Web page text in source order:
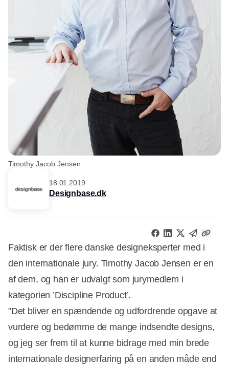
Timothy Jacob Jensen.
18.01.2019
Designbase.dk
Faktisk er der flere danske designeksperter med i
den internationale jury. Timothy Jacob Jensen er en
af dem, og han er udvalgt som jurymedlem i
kategorien ’Discipline Product’.
”Det bliver en spændende og udfordrende opgave at
vurdere og bedømme de mange indsendte designs,
og jeg ser frem til at kunne bidrage med min brede
internationale designerfaring på en anden måde end